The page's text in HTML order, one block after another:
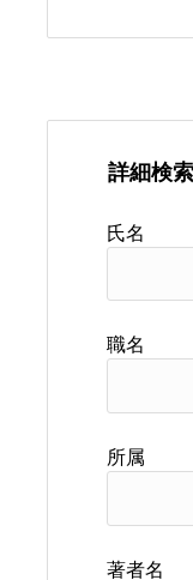
詳細検索
氏名
職名
所属
著者名